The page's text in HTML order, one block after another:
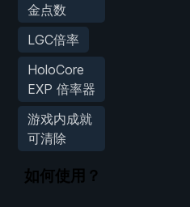
金点数
LGC倍率
HoloCore
EXP 倍率器
游戏内成就
可清除
如何使用？